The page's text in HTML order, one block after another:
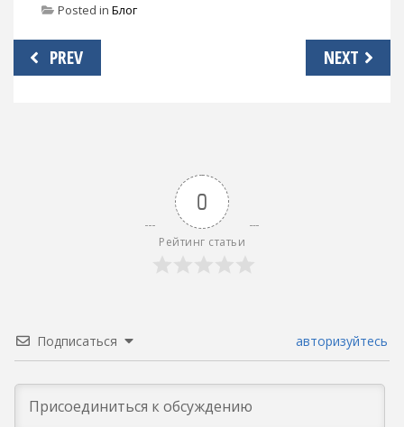
Posted in Блог
Навигация
по
PREV NEXT
0
Рейтинг статьи
Подписаться авторизуйтесь